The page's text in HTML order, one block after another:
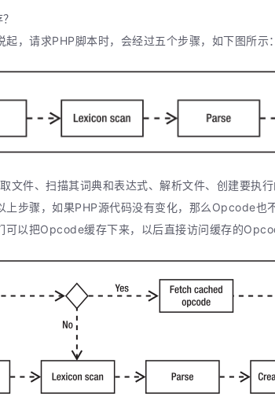
，请求PHP脚本时，会经过五个步骤，如下图所示：
文件、扫描其词典和表达式、解析文件、创建要执
上步骤，如果PHP源代码没有变化，那么Opcode
可以把Opcode缓存下来，以后直接访问缓存的